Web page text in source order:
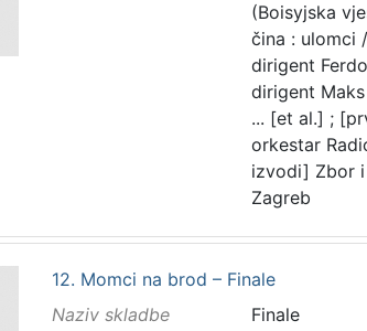
(Boisyjska
čina : ulomci
dirigent
dirigent
... [et al.] ;
orkestar
izvodi] Zbor i
Zagreb
12. Momci na brod – Finale
Naziv skladbe
Finale